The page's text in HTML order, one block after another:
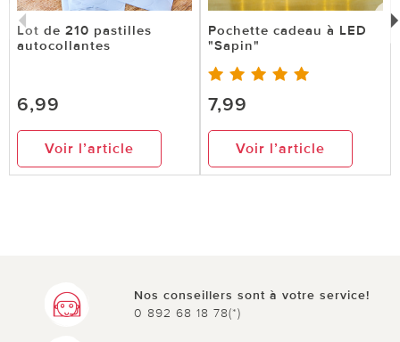
Lot de 210 pastilles
autocollantes
6,99
Voir l’article
Pochette cadeau à LED
"Sapin"
7,99
Voir l’article
Nos conseillers sont à votre service!
0 892 68 18 78(*)